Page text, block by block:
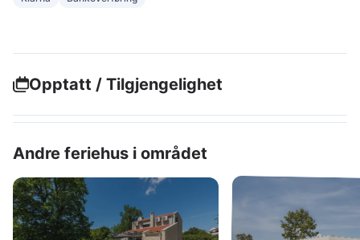
Opptatt / Tilgjengelighet
Andre feriehus i området